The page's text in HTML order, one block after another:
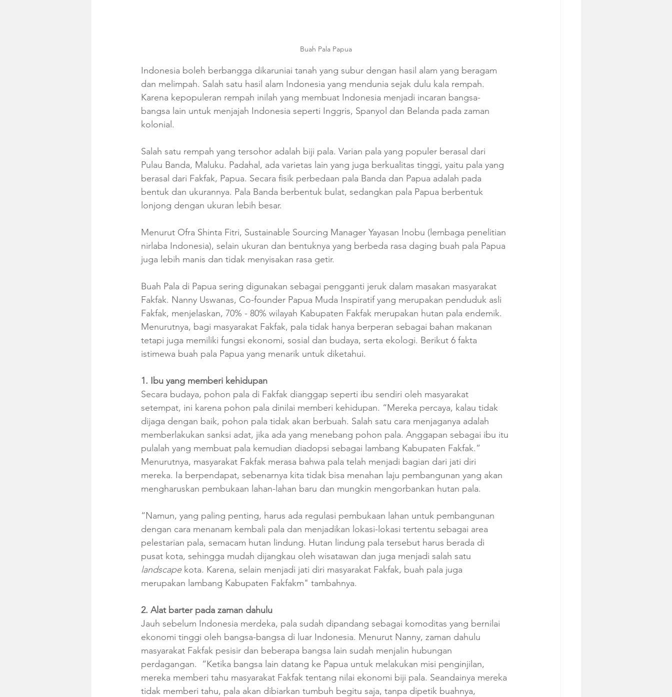
Buah Pala Papua
Indonesia boleh berbangga dikaruniai tanah yang subur dengan hasil alam yang beragam
dan melimpah. Salah satu hasil alam Indonesia yang mendunia sejak dulu kala rempah.
Karena kepopuleran rempah inilah yang membuat Indonesia menjadi incaran bangsa-
bangsa lain untuk menjajah Indonesia seperti Inggris, Spanyol dan Belanda pada zaman
kolonial.
Salah satu rempah yang tersohor adalah biji pala. Varian pala yang populer berasal dari
Pulau Banda, Maluku. Padahal, ada varietas lain yang juga berkualitas tinggi, yaitu pala yang
berasal dari Fakfak, Papua. Secara fisik perbedaan pala Banda dan Papua adalah pada
bentuk dan ukurannya. Pala Banda berbentuk bulat, sedangkan pala Papua berbentuk
lonjong dengan ukuran lebih besar.
Menurut Ofra Shinta Fitri, Sustainable Sourcing Manager Yayasan Inobu (lembaga penelitian
nirlaba Indonesia), selain ukuran dan bentuknya yang berbeda rasa daging buah pala Papua
juga lebih manis dan tidak menyisakan rasa getir.
Buah Pala di Papua sering digunakan sebagai pengganti jeruk dalam masakan masyarakat
Fakfak. Nanny Uswanas, Co-founder Papua Muda Inspiratif yang merupakan penduduk asli
Fakfak, menjelaskan, 70% - 80% wilayah Kabupaten Fakfak merupakan hutan pala endemik.
Menurutnya, bagi masyarakat Fakfak, pala tidak hanya berperan sebagai bahan makanan
tetapi juga memiliki fungsi ekonomi, sosial dan budaya, serta ekologi. Berikut 6 fakta
istimewa buah pala Papua yang menarik untuk diketahui.
1. Ibu yang memberi kehidupan
Secara budaya, pohon pala di Fakfak dianggap seperti ibu sendiri oleh masyarakat
setempat, ini karena pohon pala dinilai memberi kehidupan. “Mereka percaya, kalau tidak
dijaga dengan baik, pohon pala tidak akan berbuah. Salah satu cara menjaganya adalah
memberlakukan sanksi adat, jika ada yang menebang pohon pala. Anggapan sebagai ibu itu
pulalah yang membuat pala kemudian diadopsi sebagai lambang Kabupaten Fakfak.”
Menurutnya, masyarakat Fakfak merasa bahwa pala telah menjadi bagian dari jati diri
mereka. Ia berpendapat, sebenarnya kita tidak bisa menahan laju pembangunan yang akan
mengharuskan pembukaan lahan-lahan baru dan mungkin mengorbankan hutan pala.
“Namun, yang paling penting, harus ada regulasi pembukaan lahan untuk pembangunan
dengan cara menanam kembali pala dan menjadikan lokasi-lokasi tertentu sebagai area
pelestarian pala, semacam hutan lindung. Hutan lindung pala tersebut harus berada di
pusat kota, sehingga mudah dijangkau oleh wisatawan dan juga menjadi salah satu
landscape kota. Karena, selain menjadi jati diri masyarakat Fakfak, buah pala juga
merupakan lambang Kabupaten Fakfakm" tambahnya.
2. Alat barter pada zaman dahulu
Jauh sebelum Indonesia merdeka, pala sudah dipandang sebagai komoditas yang bernilai
ekonomi tinggi oleh bangsa-bangsa di luar Indonesia. Menurut Nanny, zaman dahulu
masyarakat Fakfak pesisir dan beberapa bangsa lain sudah menjalin hubungan
perdagangan.  “Ketika bangsa lain datang ke Papua untuk melakukan misi penginjilan,
mereka memberi tahu masyarakat Fakfak tentang nilai ekonomi biji pala. Seandainya mereka
tidak memberi tahu, pala akan dibiarkan tumbuh begitu saja, tanpa dipetik buahnya,